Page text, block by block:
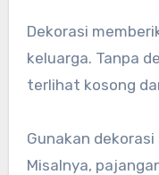
Dekorasi
keluarga. Tanpa
terlihat kosong
Gunakan
Misalnya,